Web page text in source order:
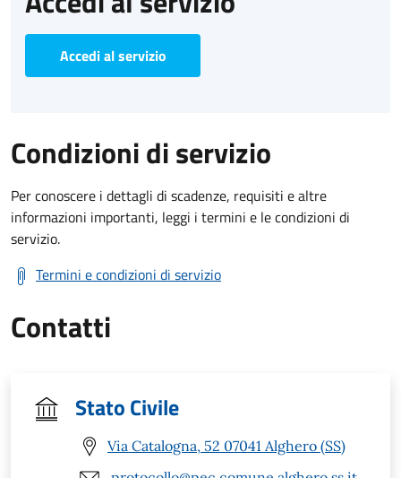
Accedi al servizio
Condizioni di servizio
Per conoscere i dettagli di scadenze, requisiti e altre
informazioni importanti, leggi i termini e le condizioni di
servizio.
Termini e condizioni di servizio
Contatti
Stato Civile
Via Catalogna, 52 07041 Alghero (SS)